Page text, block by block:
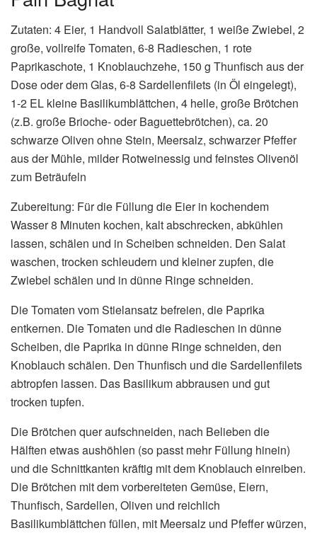
Zutaten: 4 Eier, 1 Handvoll Salatblätter, 1 weiße Zwiebel, 2
große, vollreife Tomaten, 6-8 Radieschen, 1 rote
Paprikaschote, 1 Knoblauchzehe, 150 g Thunfisch aus der
Dose oder dem Glas, 6-8 Sardellenfilets (in Öl eingelegt),
1-2 EL kleine Basilikumblättchen, 4 helle, große Brötchen
(z.B. große Brioche- oder Baguettebrötchen), ca. 20
schwarze Oliven ohne Stein, Meersalz, schwarzer Pfeffer
aus der Mühle, milder Rotweinessig und feinstes Olivenöl
zum Beträufeln
Zubereitung: Für die Füllung die Eier in kochendem
Wasser 8 Minuten kochen, kalt abschrecken, abkühlen
lassen, schälen und in Scheiben schneiden. Den Salat
waschen, trocken schleudern und kleiner zupfen, die
Zwiebel schälen und in dünne Ringe schneiden.
Die Tomaten vom Stielansatz befreien, die Paprika
entkernen. Die Tomaten und die Radieschen in dünne
Scheiben, die Paprika in dünne Ringe schneiden, den
Knoblauch schälen. Den Thunfisch und die Sardellenfilets
abtropfen lassen. Das Basilikum abbrausen und gut
trocken tupfen.
Die Brötchen quer aufschneiden, nach Belieben die
Hälften etwas aushöhlen (so passt mehr Füllung hinein)
und die Schnittkanten kräftig mit dem Knoblauch einreiben.
Die Brötchen mit dem vorbereiteten Gemüse, Eiern,
Thunfisch, Sardellen, Oliven und reichlich
Basilikumblättchen füllen, mit Meersalz und Pfeffer würzen,